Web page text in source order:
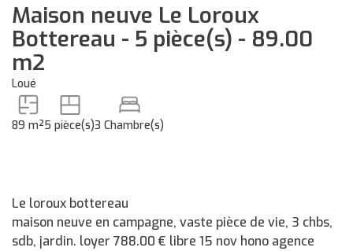
Maison neuve Le Loroux
Bottereau - 5 pièce(s) - 89.00
m2
Loué
89 m²5 pièce(s)3 Chambre(s)
Le loroux bottereau
maison neuve en campagne, vaste pièce de vie, 3 chbs,
sdb, jardin. loyer 788.00 € libre 15 nov hono agence